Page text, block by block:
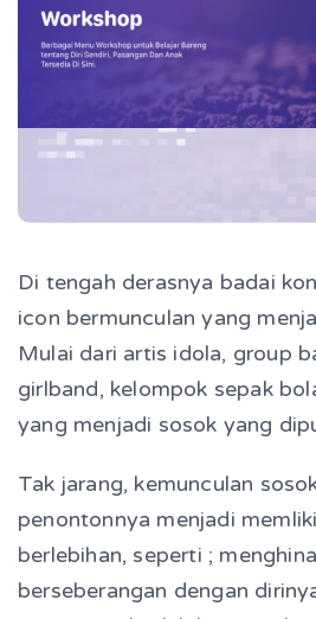
Di tengah derasnya badai
icon bermunculan yang
Mulai dari artis idola, group
girlband, kelompok sepak
yang menjadi sosok yang
Tak jarang, kemunculan
penontonnya menjadi
berlebihan, seperti ;
berseberangan dengan